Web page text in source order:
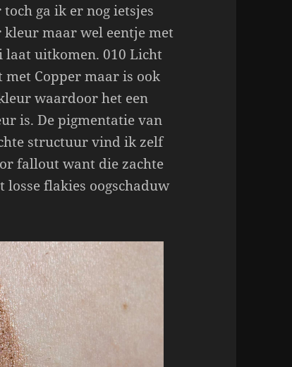
ga ik er nog ietsjes
kleur maar wel eentje met
laat uitkomen. 010 Licht
Copper maar is ook
waardoor het een
is. De pigmentatie van
structuur vind ik zelf
fallout want die zachte
flakies oogschaduw